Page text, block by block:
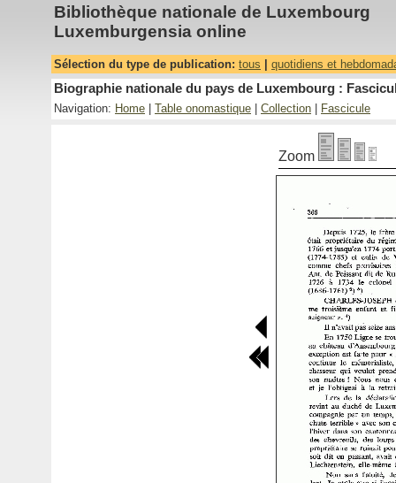
Bibliothèque nationale de Luxembourg
Luxemburgensia online
Sélection du type de publication: tous quotidiens et
Biographie nationale du pays de Luxembourg :
Navigation: Home Table onomastique Collection Fascicule
Zoom